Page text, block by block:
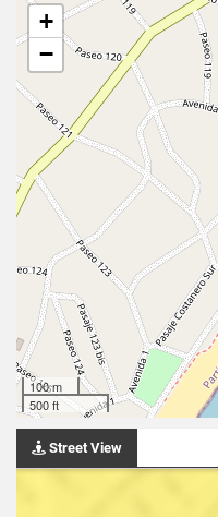
+
−
100 m
500 ft
Street View